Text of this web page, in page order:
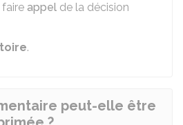
appel de la décision
.
peut-elle être